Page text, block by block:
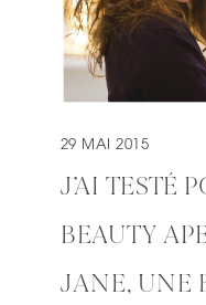
29 MAI 2015
J’AI TESTÉ
BEAUTY
JANE, UNE